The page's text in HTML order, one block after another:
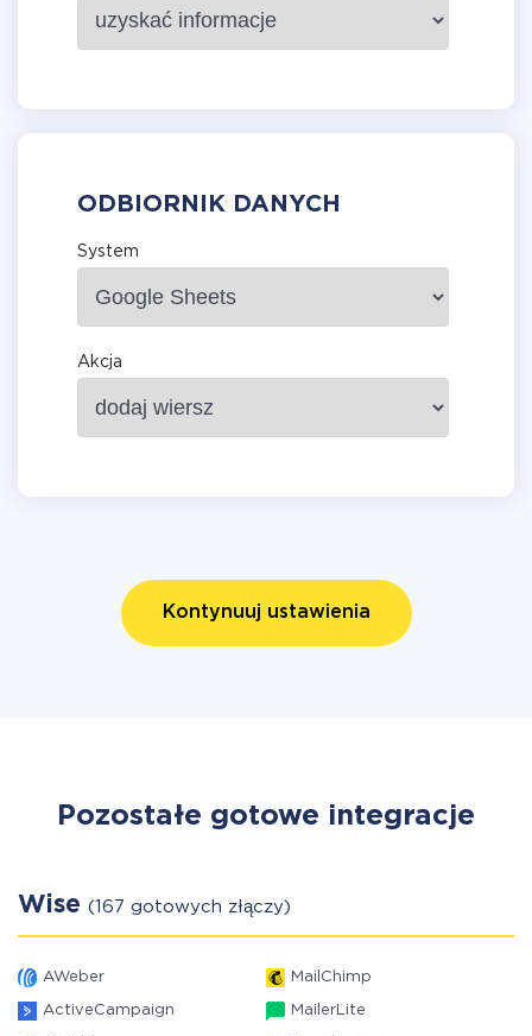
ODBIORNIK DANYCH
System
Akcja
Kontynuuj ustawienia
Pozostałe gotowe integracje
Wise (167 gotowych złączy)
AWeber MailChimp
ActiveCampaign MailerLite